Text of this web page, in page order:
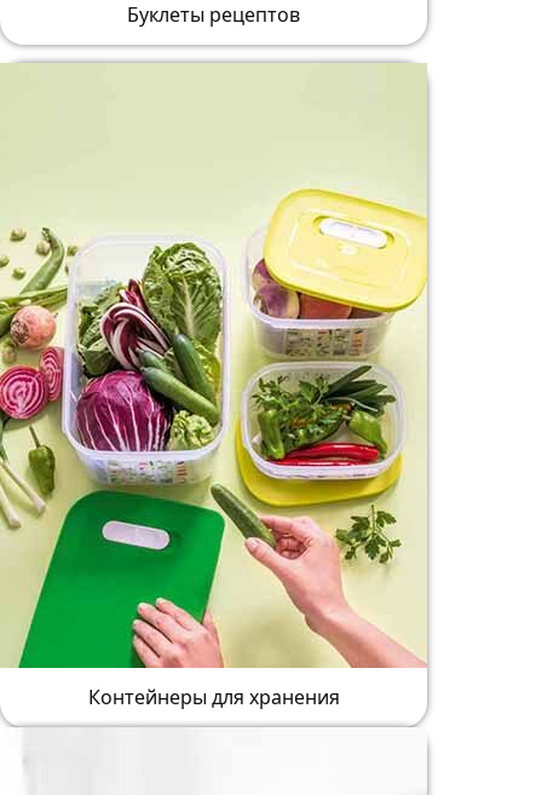
Буклеты рецептов
Контейнеры для хранения